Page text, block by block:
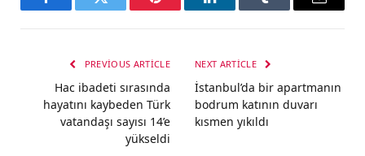
FacebookTwitter Pinterest LinkedInTumblr Email
PREVIOUS ARTICLE
Hac ibadeti sırasında
hayatını kaybeden Türk
vatandaşı sayısı 14’e
yükseldi
NEXT ARTICLE
İstanbul’da bir apartmanın
bodrum katının duvarı
kısmen yıkıldı